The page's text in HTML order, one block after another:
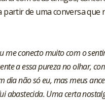
partir de uma conversa
me conecto muito com o
a essa pureza no olhar,
dia não só eu, mas meus
abastecida. Uma certa